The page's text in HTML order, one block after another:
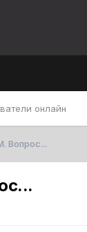
онлайн
Вопрос...